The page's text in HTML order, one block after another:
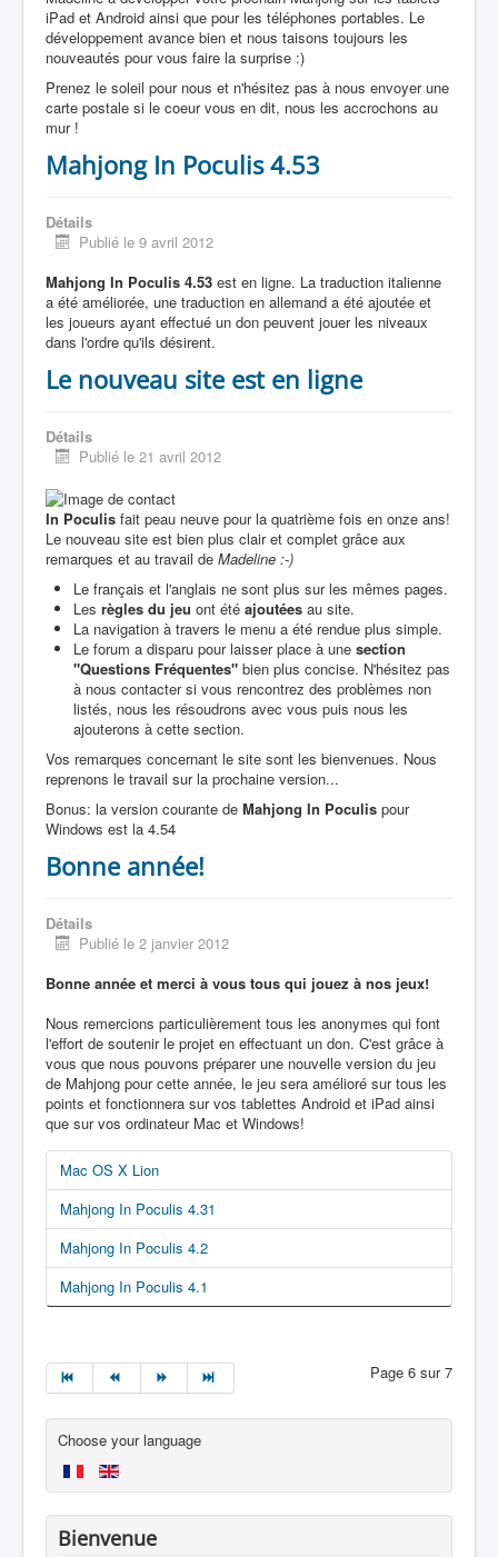
iPad et Android ainsi que pour les téléphones portables. Le
développement avance bien et nous taisons toujours les
nouveautés pour vous faire la surprise :)
Prenez le soleil pour nous et n'hésitez pas à nous envoyer une
carte postale si le coeur vous en dit, nous les accrochons au
mur !
Mahjong In Poculis 4.53
Détails
Publié le 9 avril 2012
Mahjong In Poculis 4.53 est en ligne. La traduction italienne
a été améliorée, une traduction en allemand a été ajoutée et
les joueurs ayant effectué un don peuvent jouer les niveaux
dans l'ordre qu'ils désirent.
Le nouveau site est en ligne
Détails
Publié le 21 avril 2012
In Poculis fait peau neuve pour la quatrième fois en onze ans!
Le nouveau site est bien plus clair et complet grâce aux
remarques et au travail de Madeline :-)
Le français et l'anglais ne sont plus sur les mêmes pages.
Les règles du jeu ont été ajoutées au site.
La navigation à travers le menu a été rendue plus simple.
Le forum a disparu pour laisser place à une section
"Questions Fréquentes" bien plus concise. N'hésitez pas
à nous contacter si vous rencontrez des problèmes non
listés, nous les résoudrons avec vous puis nous les
ajouterons à cette section.
Vos remarques concernant le site sont les bienvenues. Nous
reprenons le travail sur la prochaine version...
Bonus: la version courante de Mahjong In Poculis pour
Windows est la 4.54
Bonne année!
Détails
Publié le 2 janvier 2012
Bonne année et merci à vous tous qui jouez à nos jeux!
Nous remercions particulièrement tous les anonymes qui font
l'effort de soutenir le projet en effectuant un don. C'est grâce à
vous que nous pouvons préparer une nouvelle version du jeu
de Mahjong pour cette année, le jeu sera amélioré sur tous les
points et fonctionnera sur vos tablettes Android et iPad ainsi
que sur vos ordinateur Mac et Windows!
Mac OS X Lion
Mahjong In Poculis 4.31
Mahjong In Poculis 4.2
Mahjong In Poculis 4.1
Page 6 sur 7
Choose your language
Bienvenue